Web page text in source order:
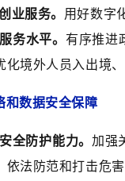
业服务。 用好数字
务水平。 有序推进
境外人员入出境
和数据安全保障
全防护能力。加强
依法防范和打击危